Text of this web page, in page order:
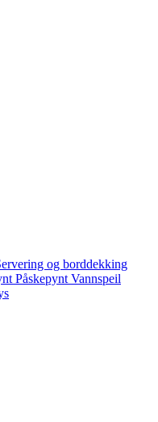
og borddekking
Påskepynt Vannspeil